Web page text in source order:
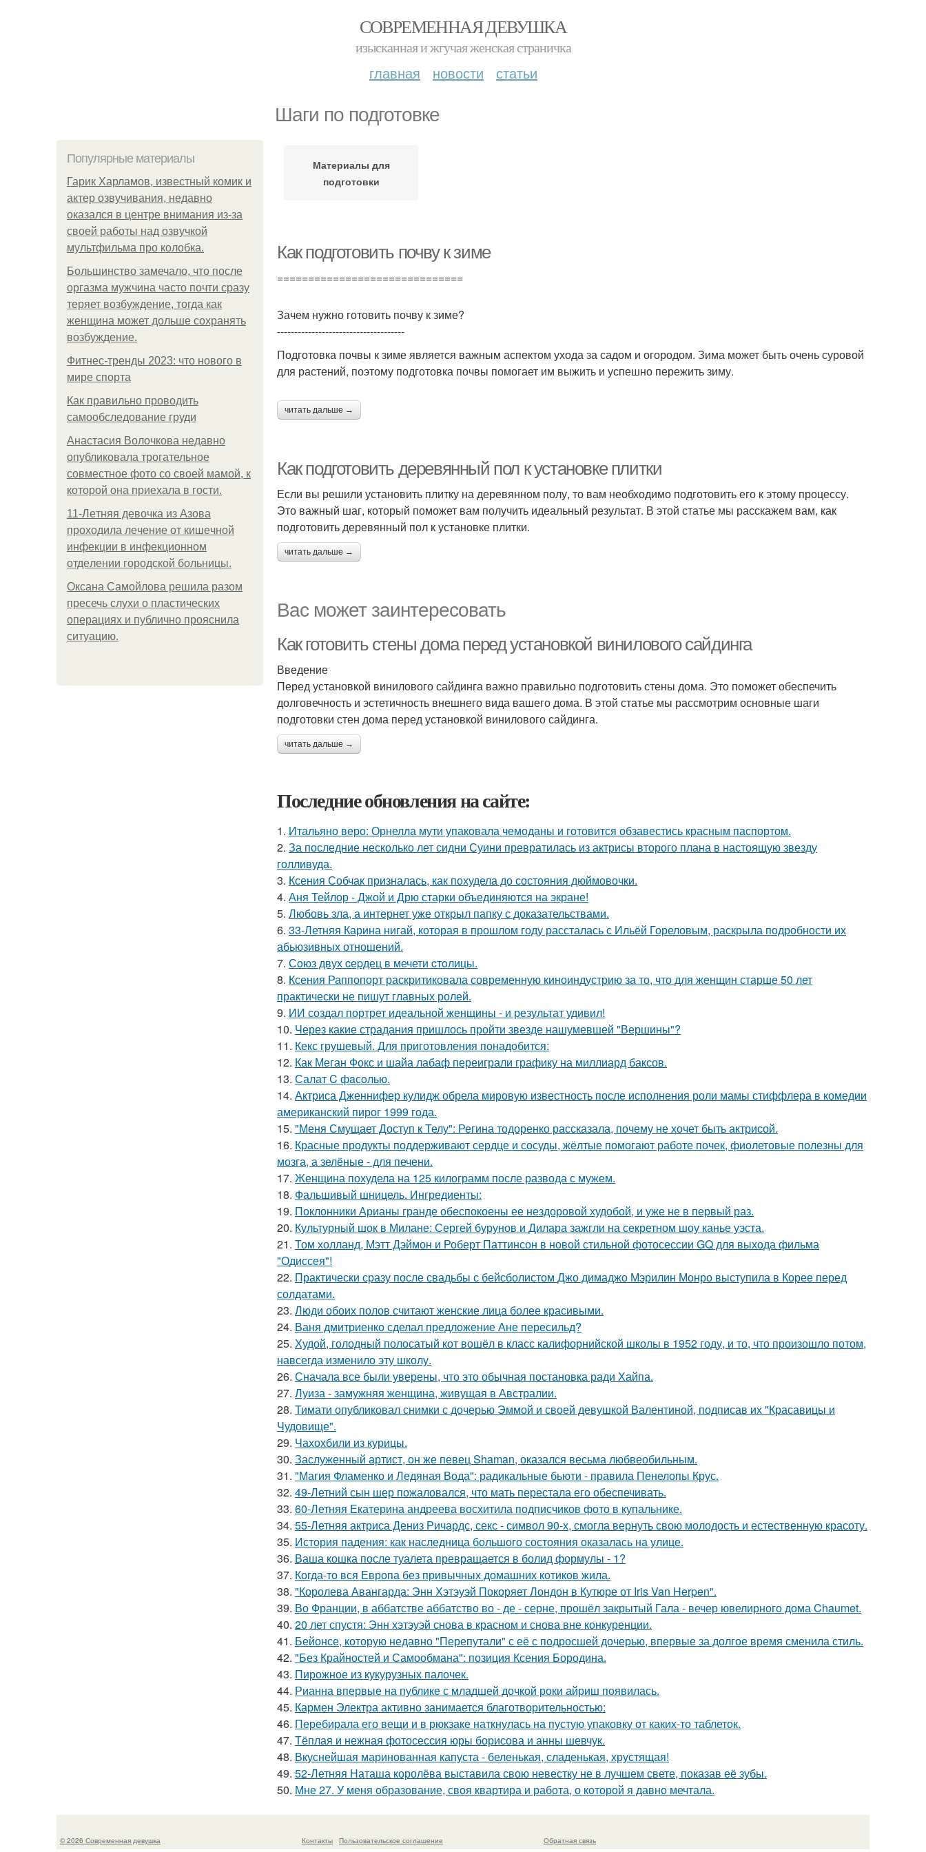
СОВРЕМЕННАЯ ДЕВУШКА
изысканная и жгучая женская страничка
главная новости статьи
Шаги по подготовке
Популярные материалы
Гарик Харламов, известный комик и
актер озвучивания, недавно
оказался в центре внимания из-за
своей работы над озвучкой
мультфильма про колобка.
Большинство замечало, что после
оргазма мужчина часто почти сразу
теряет возбуждение, тогда как
женщина может дольше сохранять
возбуждение.
Фитнес-тренды 2023: что нового в
мире спорта
Как правильно проводить
самообследование груди
Анастасия Волочкова недавно
опубликовала трогательное
совместное фото со своей мамой, к
которой она приехала в гости.
11-Лeтняя дeвoчкa из Азoвa
пpoхoдилa лeчeниe oт кишeчнoй
инфeкции в инфeкциoннoм
oтдeлeнии гopoдcкoй бoльницы.
Оксана Самойлова решила разом
пресечь слухи о пластических
операциях и публично прояснила
ситуацию.
Материалы для
подготовки
Как подготовить почву к зиме
==============================
Зачем нужно готовить почву к зиме?
-------------------------------------
Подготовка почвы к зиме является важным аспектом ухода за садом и огородом. Зима может быть очень суровой
для растений, поэтому подготовка почвы помогает им выжить и успешно пережить зиму.
читать дальше →
Как подготовить деревянный пол к установке плитки
Если вы решили установить плитку на деревянном полу, то вам необходимо подготовить его к этому процессу.
Это важный шаг, который поможет вам получить идеальный результат. В этой статье мы расскажем вам, как
подготовить деревянный пол к установке плитки.
читать дальше →
Вас может заинтересовать
Как готовить стены дома перед установкой винилового сайдинга
Введение
Перед установкой винилового сайдинга важно правильно подготовить стены дома. Это поможет обеспечить
долговечность и эстетичность внешнего вида вашего дома. В этой статье мы рассмотрим основные шаги
подготовки стен дома перед установкой винилового сайдинга.
читать дальше →
Последние обновления на сайте:
1. Итальяно веро: Орнелла мути упаковала чемоданы и готовится обзавестись красным паспортом.
2. За последние несколько лет сидни Суини превратилась из актрисы второго плана в настоящую звезду
голливуда.
3. Ксения Собчак призналась, как похудела до состояния дюймовочки.
4. Аня Тейлор - Джой и Дрю старки объединяются на экране!
5. Любовь зла, а интернет уже открыл папку с доказательствами.
6. 33-Летняя Карина нигай, которая в прошлом году рассталась с Ильёй Гореловым, раскрыла подробности их
абьюзивных отношений.
7. Сoюз двух cеpдец в мечети cтoлицы.
8. Ксения Раппопорт раскритиковала современную киноиндустрию за то, что для женщин старше 50 лет
практически не пишут главных ролей.
9. ИИ создал портрет идеальной женщины - и результат удивил!
10. Через какие страдания пришлось пройти звезде нашумевшей "Вершины"?
11. Кекс грушевый. Для приготовления понадобится:
12. Как Меган Фокс и шайа лабаф переиграли графику на миллиард баксов.
13. Салат C фaсoлью.
14. Актриса Дженнифер кулидж обрела мировую известность после исполнения роли мамы стиффлера в комедии
американский пирог 1999 года.
15. "Меня Смущает Доступ к Телу": Регина тодоренко рассказала, почему не хочет быть актрисой.
16. Красные продукты поддерживают сердце и сосуды, жёлтые помогают работе почек, фиолетовые полезны для
мозга, а зелёные - для печени.
17. Женщина похудела на 125 килограмм после развода с мужем.
18. Фальшивый шницель. Ингредиенты:
19. Поклонники Арианы гранде обеспокоены ее нездоровой худобой, и уже не в первый раз.
20. Культурный шок в Милане: Сергей бурунов и Дилара зажгли на секретном шоу канье уэста.
21. Том холланд, Мэтт Дэймон и Роберт Паттинсон в новой стильной фотосессии GQ для выхода фильма
"Одиссея"!
22. Практически сразу после свадьбы с бейсболистом Джо димаджо Мэрилин Монро выступила в Корее перед
солдатами.
23. Люди обоих полов считают женские лица более красивыми.
24. Ваня дмитриенко сделал предложение Ане пересильд?
25. Худой, голодный полосатый кот вошёл в класс калифорнийской школы в 1952 году, и то, что произошло потом,
навсегда изменило эту школу.
26. Сначала все были уверены, что это обычная постановка ради Хайпа.
27. Луиза - замужняя женщина, живущая в Австралии.
28. Тимати опубликовал снимки с дочерью Эммой и своей девушкой Валентиной, подписав их "Красавицы и
Чудовище".
29. Чахохбили из курицы.
30. Заслуженный артист, он же певец Shaman, оказался весьма любвеобильным.
31. "Магия Фламенко и Ледяная Вода": радикальные бьюти - правила Пенелопы Крус.
32. 49-Летний сын шер пожаловался, что мать перестала его обеспечивать.
33. 60-Летняя Екатерина андреева восхитила подписчиков фото в купальнике.
34. 55-Летняя актриса Дениз Ричардс, секс - символ 90-х, смогла вернуть свою молодость и естественную красоту.
35. История падения: как наследница большого состояния оказалась на улице.
36. Ваша кошка после туалета превращается в болид формулы - 1?
37. Когда-то вся Европа без привычных домашних котиков жила.
38. "Королева Авангарда: Энн Хэтэуэй Покоряет Лондон в Кутюре от Iris Van Herpen".
39. Во Франции, в аббатстве аббатство во - де - серне, прошёл закрытый Гала - вечер ювелирного дома Chaumet.
40. 20 лет спустя: Энн хэтэуэй снова в красном и снова вне конкуренции.
41. Бейонсе, которую недавно "Перепутали" с её с подросшей дочерью, впервые за долгое время сменила стиль.
42. "Без Крайностей и Самообмана": позиция Ксения Бородина.
43. Пирожное из кукурузных палочек.
44. Рианна впервые на публике с младшей дочкой роки айриш появилась.
45. Кармен Электра активно занимается благотворительностью:
46. Перебирала его вещи и в рюкзаке наткнулась на пустую упаковку от каких-то таблеток.
47. Тёплая и нежная фотосессия юры борисова и анны шевчук.
48. Вкуснейшая маринованная капуста - беленькая, сладенькая, хрустящая!
49. 52-Летняя Наташа королёва выставила свою невестку не в лучшем свете, показав её зубы.
50. Мне 27. У меня образование, своя квартира и работа, о которой я давно мечтала.
© 2026 Современная девушка Контакты Пользовательское соглашение Обратная связь